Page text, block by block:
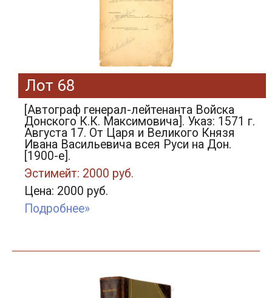
Лот 68
[Автограф генерал-лейтенанта Войска
Донского К.К. Максимовича]. Указ: 1571 г.
Августа 17. От Царя и Великого Князя
Ивана Васильевича всея Руси на Дон.
[1900-е].
Эстимейт: 2000 руб.
Цена: 2000 руб.
Подробнее»